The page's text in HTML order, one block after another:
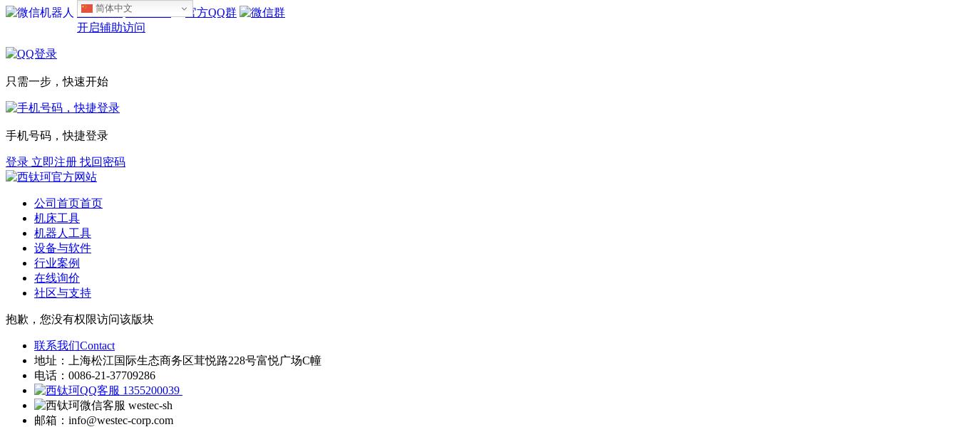
简体中文
设为首页 收藏本站
开启辅助访问
只需一步，快速开始
手机号码，快捷登录
登录 立即注册 找回密码
公司首页首页
机床工具
机器人工具
设备与软件
行业案例
在线询价
社区与支持
抱歉，您没有权限访问该版块
联系我们Contact
地址：上海松江国际生态商务区茸悦路228号富悦广场C幢
电话：0086-21-37709286
1355200039
westec-sh
邮箱：info@westec-corp.com